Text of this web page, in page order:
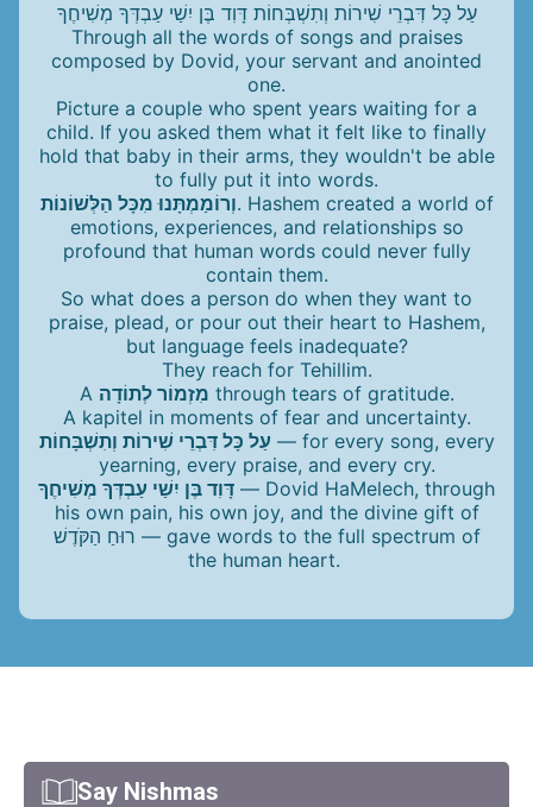
עַל כָּל דִּבְרֵי שִׁירוֹת וְתִשְׁבְּחוֹת דָּוִד בֶּן יִשַׁי עַבְדְּךָ מְשִׁיחֶךָ
Through all the words of songs and praises
composed by Dovid, your servant and anointed
one.
Picture a couple who spent years waiting for a
child. If you asked them what it felt like to finally
hold that baby in their arms, they wouldn't be able
to fully put it into words.
וְרוֹמַמְתָּנוּ מִכָּל הַלְּשׁוֹנוֹת. Hashem created a world of
emotions, experiences, and relationships so
profound that human words could never fully
contain them.
So what does a person do when they want to
praise, plead, or pour out their heart to Hashem,
but language feels inadequate?
They reach for Tehillim.
A מִזְמוֹר לְתוֹדָה through tears of gratitude.
A kapitel in moments of fear and uncertainty.
עַל כָּל דִּבְרֵי שִׁירוֹת וְתִשְׁבָּחוֹת — for every song, every
yearning, every praise, and every cry.
דָּוִד בֶּן יִשַׁי עַבְדְּךָ מְשִׁיחֶךָ — Dovid HaMelech, through
his own pain, his own joy, and the divine gift of
רוּחַ הַקֹּדֶשׁ — gave words to the full spectrum of
the human heart.
Say Nishmas